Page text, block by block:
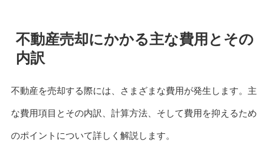
不動産売却にかかる主な費用とその
内訳
不動産を売却する際には、さまざまな費用が発生します。主
な費用項目とその内訳、計算方法、そして費用を抑えるため
のポイントについて詳しく解説します。